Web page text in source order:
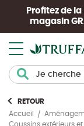
Profitez de
magasin
RETOUR
Accueil
Coussins extérieurs